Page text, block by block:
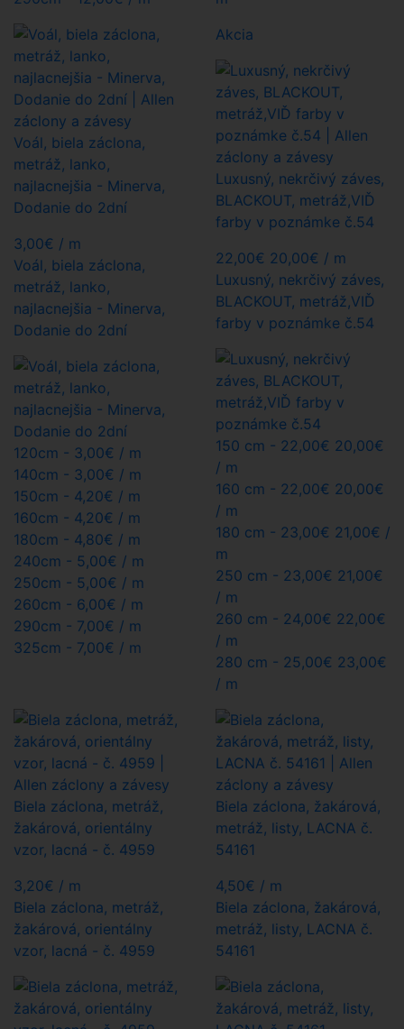
Voál, biela záclona,
metráž, lanko,
najlacnejšia - Minerva,
Dodanie do 2dní
3,00€ / m
Voál, biela záclona,
metráž, lanko,
najlacnejšia - Minerva,
Dodanie do 2dní
120cm - 3,00€ / m
140cm - 3,00€ / m
150cm - 4,20€ / m
160cm - 4,20€ / m
180cm - 4,80€ / m
240cm - 5,00€ / m
250cm - 5,00€ / m
260cm - 6,00€ / m
290cm - 7,00€ / m
325cm - 7,00€ / m
Akcia
Luxusný, nekrčivý záves,
BLACKOUT, metráž,VIĎ
farby v poznámke č.54
22,00€ 20,00€ / m
Luxusný, nekrčivý záves,
BLACKOUT, metráž,VIĎ
farby v poznámke č.54
150 cm - 22,00€ 20,00€
/ m
160 cm - 22,00€ 20,00€
/ m
180 cm - 23,00€ 21,00€ /
m
250 cm - 23,00€ 21,00€
/ m
260 cm - 24,00€ 22,00€
/ m
280 cm - 25,00€ 23,00€
/ m
Biela záclona, metráž,
žakárová, orientálny
vzor, lacná - č. 4959
3,20€ / m
Biela záclona, metráž,
žakárová, orientálny
vzor, lacná - č. 4959
Biela záclona, žakárová,
metráž, listy, LACNA č.
54161
4,50€ / m
Biela záclona, žakárová,
metráž, listy, LACNA č.
54161